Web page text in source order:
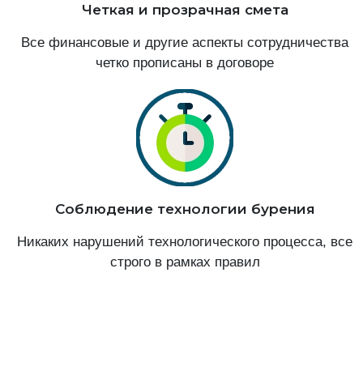
Четкая и прозрачная смета
Все финансовые и другие аспекты сотрудничества
четко прописаны в договоре
Соблюдение технологии бурения
Никаких нарушений технологического процесса, все
строго в рамках правил